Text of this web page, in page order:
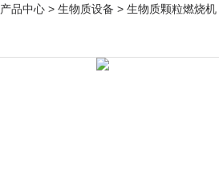
产品中心 > 生物质设备 > 生物质颗粒燃烧机